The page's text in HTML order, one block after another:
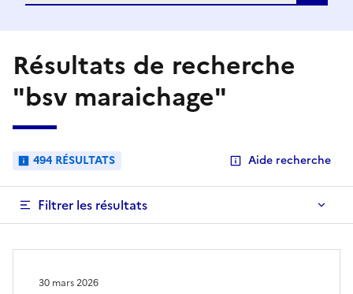
Résultats de recherche
"bsv maraichage"
494 RÉSULTATS Aide recherche
Filtrer les résultats
30 mars 2026